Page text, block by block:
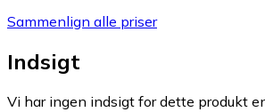
Sammenlign alle priser
Indsigt
Vi har ingen indsigt for dette produkt